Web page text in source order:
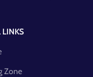
LINKS
Zone